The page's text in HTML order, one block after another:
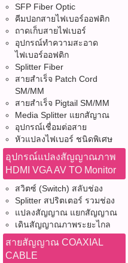
SFP Fiber Optic
คีมปอกสายไฟเบอร์ออฟติก
ถาดเก็บสายไฟเบอร์
อุปกรณ์ทำความสะอาด
ไฟเบอร์ออฟติก
Splitter Fiber
สายสำเร็จ Patch Cord
SM/MM
สายสำเร็จ Pigtail SM/MM
Media Splitter แยกสัญาณ
อุปกรณ์เชื่อมต่อสาย
หัวแปลงไฟเบอร์ ชนิดพิเศษ
อุปกรณ์แปลงสัญญาณภาพ
HDMI VGA AV TO Monitor
สวิตซ์ (Switch) สลับช่อง
Splitter สปริตเตอร์ รวมช่อง
แปลงสัญญาณ แยกสัญญาณ
เดินสัญญาณภาพระยะไกล
สายสัญญาณ COAXIAL
CABLE